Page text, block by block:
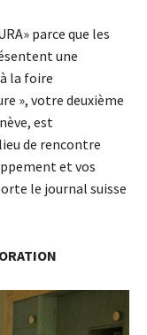
parce que les
une
la foire
», votre deuxième
est
de rencontre
et vos
le journal suisse